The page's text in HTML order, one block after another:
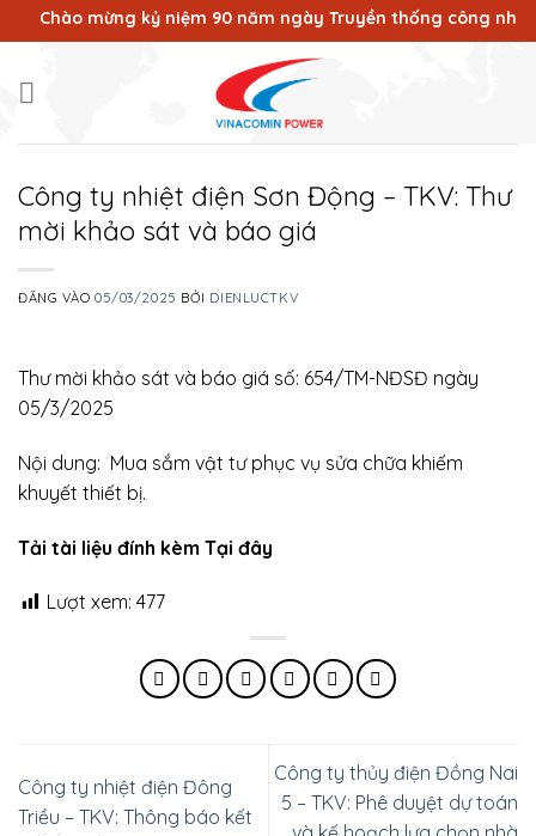
qua
dung
Chào mừng kỷ niệm 90 năm ngày Truyền thống công nhân
Công ty nhiệt điện Sơn Động – TKV: Thư
mời khảo sát và báo giá
ĐĂNG VÀO05/03/2025 BỞI DIENLUCTKV
Thư mời khảo sát và báo giá số: 654/TM-NĐSĐ ngày
05/3/2025
Nội dung: Mua sắm vật tư phục vụ sửa chữa khiếm
khuyết thiết bị.
Tải tài liệu đính kèm Tại đây
Lượt xem: 477
Công ty nhiệt điện Đông
Triều – TKV: Thông báo kết
Công ty thủy điện Đồng Nai
5 – TKV: Phê duyệt dự toán